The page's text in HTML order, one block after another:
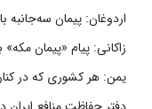
اردوغان: پیمان
زاکانی: پیام «پیمان
یمن: هر کشوری که در